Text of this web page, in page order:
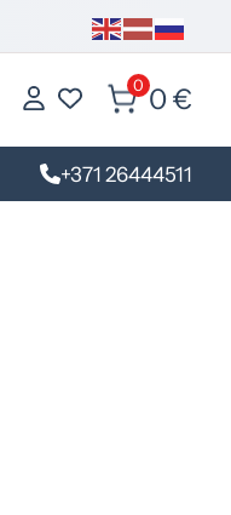
0 0 €
+371 26444511